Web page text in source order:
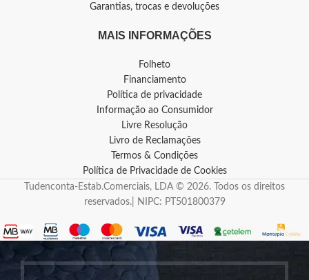
Garantias, trocas e devoluções
MAIS INFORMAÇÕES
Folheto
Financiamento
Política de privacidade
Informação ao Consumidor
Livre Resolução
Livro de Reclamações
Termos & Condições
Política de Privacidade de Cookies
Tudenconta-Estab.Comerciais, LDA © 2026. Todos os direitos
reservados.| NIPC: PT501800379